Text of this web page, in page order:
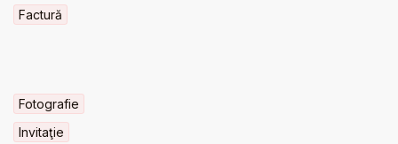
Factură
Fotografie
Invitaţie